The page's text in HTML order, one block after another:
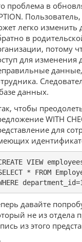
проблема в
легко изменить
в
потому
для изменения
данных.
чтобы
WITH
для
VIEW
* FROM
давайте
не из отдела
из этого